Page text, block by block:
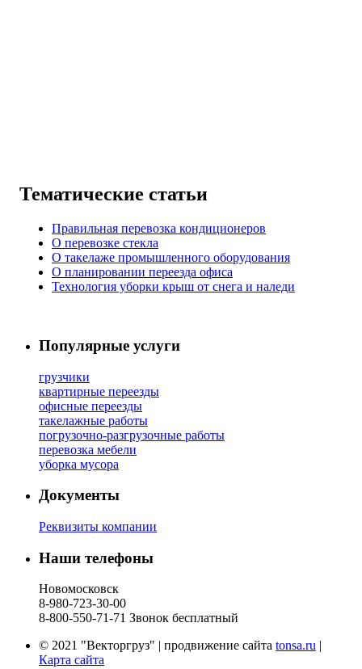
Тематические статьи
Правильная перевозка кондиционеров
О перевозке стекла
О такелаже промышленного оборудования
О планировании переезда офиса
Технология уборки крыш от снега и наледи
Популярные услуги
грузчики
квартирные переезды
офисные переезды
такелажные работы
погрузочно-разгрузочные работы
перевозка мебели
уборка мусора
Документы
Реквизиты компании
Наши телефоны
Новомосковск
8-980-723-30-00
8-800-550-71-71 Звонок бесплатный
© 2021 "Векторгруз" | продвижение сайта tonsa.ru |
Карта сайта